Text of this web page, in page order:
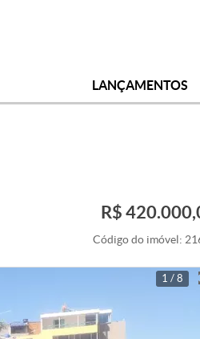
LANÇAMENTOS
R$
Código do imóvel:
1 / 8